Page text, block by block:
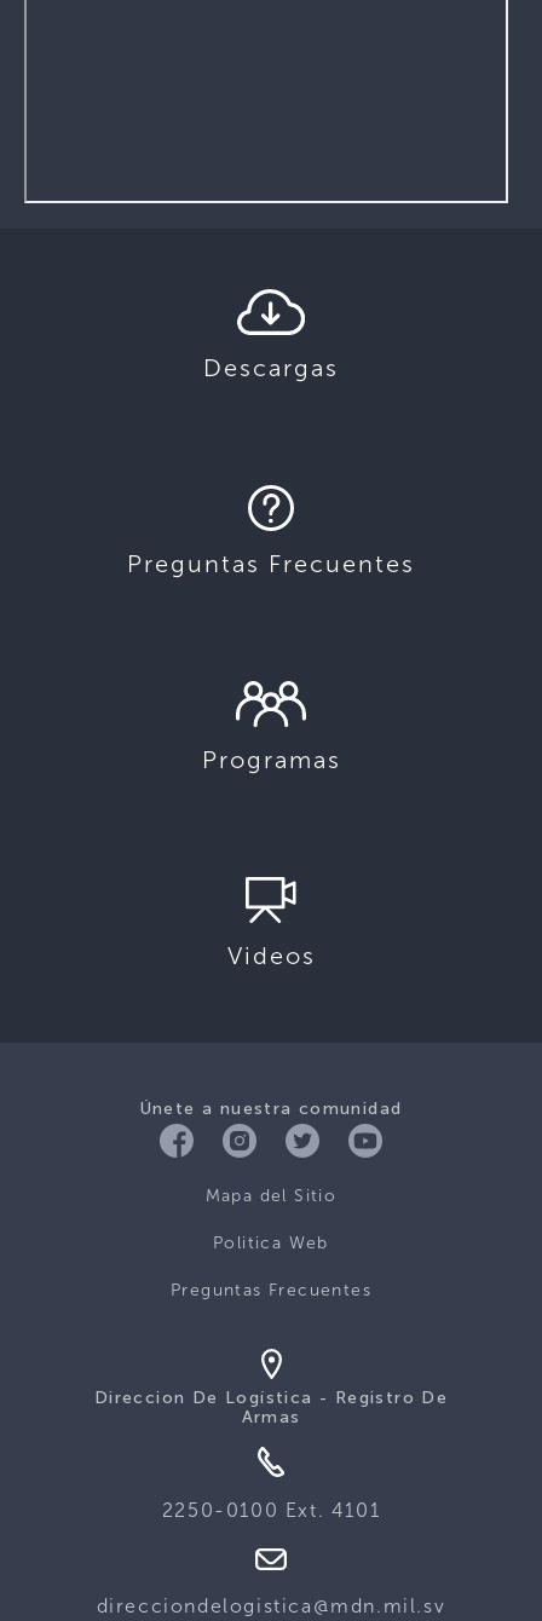
Descargas
Preguntas Frecuentes
Programas
Videos
Únete a nuestra comunidad
Mapa del Sitio
Politica Web
Preguntas Frecuentes
Direccion De Logística - Registro De
Armas
2250-0100 Ext. 4101
direcciondelogistica@mdn.mil.sv